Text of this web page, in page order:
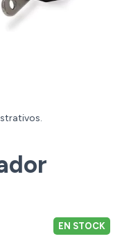
EN STOCK